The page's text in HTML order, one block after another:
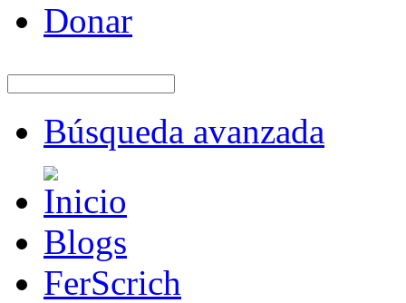
Donar
Búsqueda avanzada
Blogs
FerScrich